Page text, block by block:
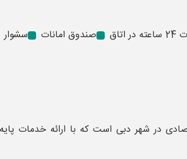
صندوق امانات سشوار
در شهر دبی است که با ارائه خدمات